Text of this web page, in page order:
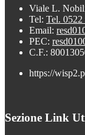
Viale L.
Tel: Tel. 0522
Email:
PEC:
C.F.:
https://
Sezione Link